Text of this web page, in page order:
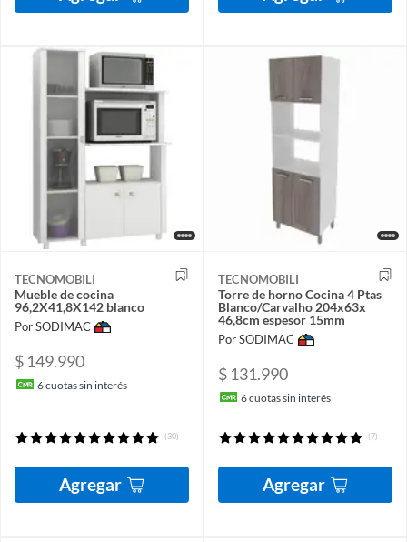
TECNOMOBILI
Mueble de cocina
96,2X41,8X142 blanco
Por SODIMAC
$ 149.990
6cuotas sin interés
(30)
Agregar
TECNOMOBILI
Torre de horno Cocina 4 Ptas
Blanco/Carvalho 204x63x
46,8cm espesor 15mm
Por SODIMAC
$ 131.990
6cuotas sin interés
(7)
Agregar